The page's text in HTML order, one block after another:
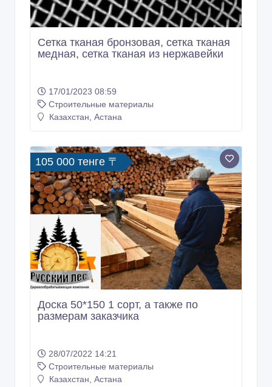
105 000 тенге 〒
Доска 50*150 1 сорт, а также по
размерам заказчика
28/07/2022 14:21
Строительные материалы
Казахстан, Астана